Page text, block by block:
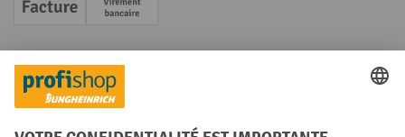
Facture Paiement anticipé
Réseaux sociaux
Facebook
YouTube
LinkedInInstagram